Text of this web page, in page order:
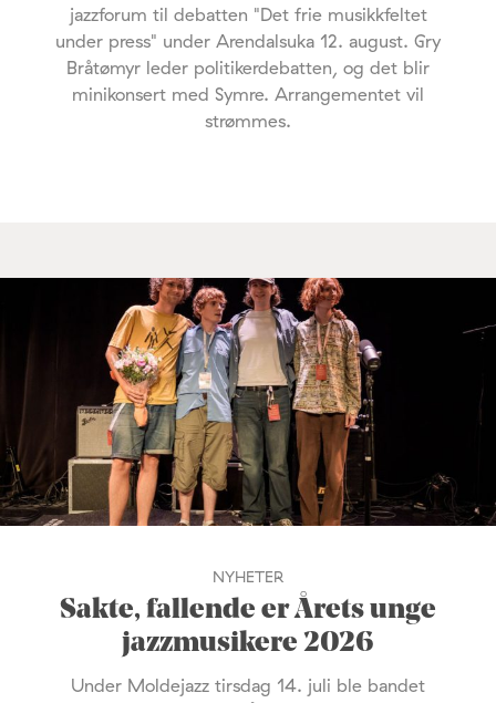
jazzforum til debatten "Det frie musikkfeltet
under press" under Arendalsuka 12. august. Gry
Bråtømyr leder politikerdebatten, og det blir
minikonsert med Symre. Arrangementet vil
strømmes.
NYHETER
Sakte, fallende er Årets unge
jazzmusikere 2026
Under Moldejazz tirsdag 14. juli ble bandet